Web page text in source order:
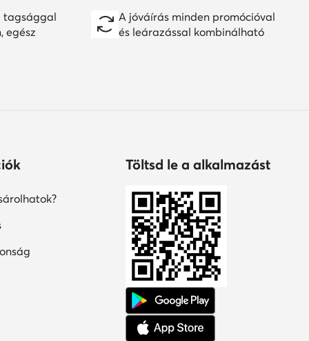
tagsággal
egész
A jóváírás minden promócióval
és leárazással kombinálható
Töltsd le a alkalmazást